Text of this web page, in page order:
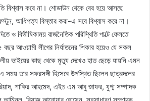
বিশ্বাস করে না। শোডাউন থেকে বের হয়ে আসছে
আধিপত্য বিস্তার করা-এ সবে বিশ্বাস করে না।
ও বিভীষিকাময় রাজনৈতিক পরিস্থিতি পাল্টে ফেলতে
আওয়ামী লীগের নির্যাতনের শিকার হয়েও যে সকল
ভাইয়ের কাছ থেকে মৃত্যু দেখেও হাত ছেড়ে যায়নি এমন
সময় তার সফরসঙ্গী হিসেবে উপস্থিত ছিলেন ছাত্রদলের
শাকির আহমেদ, এইচ এম আবু জাফর, যুগ্ম সম্পাদক